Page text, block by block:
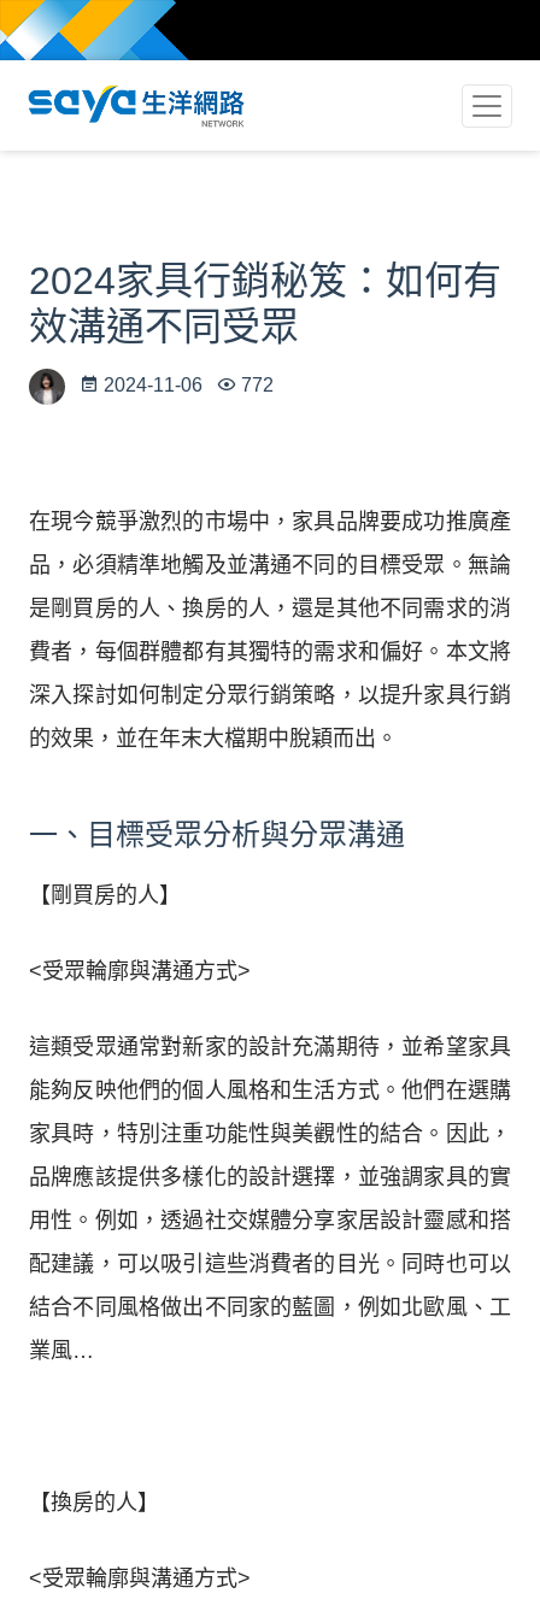
2024家具行銷秘笈：如何有
效溝通不同受眾
2024-11-06 772
在現今競爭激烈的市場中，家具品牌要成功推廣產
品，必須精準地觸及並溝通不同的目標受眾。無論
是剛買房的人、換房的人，還是其他不同需求的消
費者，每個群體都有其獨特的需求和偏好。本文將
深入探討如何制定分眾行銷策略，以提升家具行銷
的效果，並在年末大檔期中脫穎而出。
一、目標受眾分析與分眾溝通
【剛買房的人】
<受眾輪廓與溝通方式>
這類受眾通常對新家的設計充滿期待，並希望家具
能夠反映他們的個人風格和生活方式。他們在選購
家具時，特別注重功能性與美觀性的結合。因此，
品牌應該提供多樣化的設計選擇，並強調家具的實
用性。例如，透過社交媒體分享家居設計靈感和搭
配建議，可以吸引這些消費者的目光。同時也可以
結合不同風格做出不同家的藍圖，例如北歐風、工
業風…
【換房的人】
<受眾輪廓與溝通方式>